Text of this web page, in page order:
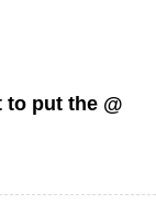
put the @